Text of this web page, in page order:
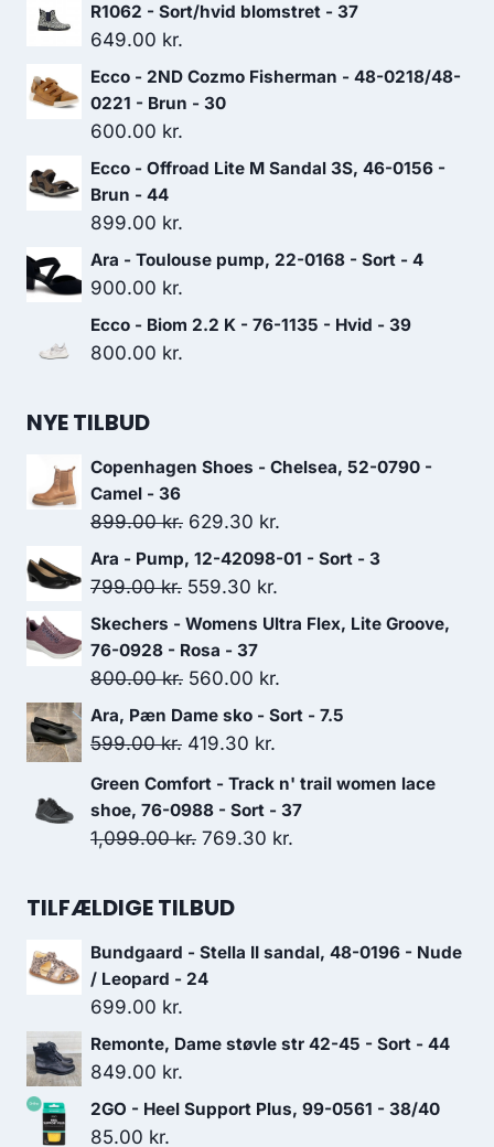
R1062 - Sort/hvid blomstret - 37
649.00 kr.
Ecco - 2ND Cozmo Fisherman - 48-0218/48-
0221 - Brun - 30
600.00 kr.
Ecco - Offroad Lite M Sandal 3S, 46-0156 -
Brun - 44
899.00 kr.
Ara - Toulouse pump, 22-0168 - Sort - 4
900.00 kr.
Ecco - Biom 2.2 K - 76-1135 - Hvid - 39
800.00 kr.
NYE TILBUD
Copenhagen Shoes - Chelsea, 52-0790 -
Camel - 36
899.00kr. Den
oprindelige
pris
899.00 kr..
629.30 kr.
aktuelle
629.30 kr..
Ara - Pump, 12-42098-01 - Sort - 3
799.00kr. Den
oprindelige
pris
var:
799.00 kr..
559.30 kr.
aktuelle
559.30 kr..
Skechers - Womens Ultra Flex, Lite Groove,
76-0928 - Rosa - 37
800.00kr. Den
oprindelige
pris
800.00 kr..
560.00 kr.
aktuelle
560.00 kr..
Ara, Pæn Dame sko - Sort - 7.5
599.00kr. Den
oprindelige
pris
var:
419.30 kr.
aktuelle
pris
er:
Green Comfort - Track n' trail women lace
shoe, 76-0988 - Sort - 37
1,099.00kr. Den
pris
1,099.00 kr..
769.30 kr.
769.30 kr..
TILFÆLDIGE TILBUD
Bundgaard - Stella II sandal, 48-0196 - Nude
/ Leopard - 24
699.00 kr.
Remonte, Dame støvle str 42-45 - Sort - 44
849.00 kr.
2GO - Heel Support Plus, 99-0561 - 38/40
85.00 kr.